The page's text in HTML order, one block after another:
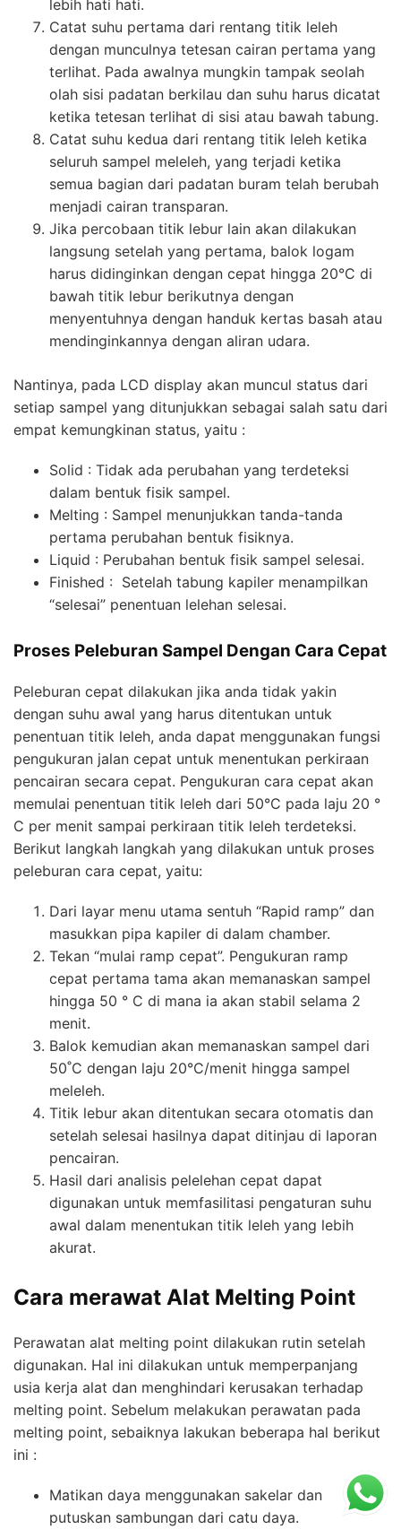
lebih hati hati.
Catat suhu pertama dari rentang titik leleh
dengan munculnya tetesan cairan pertama yang
terlihat. Pada awalnya mungkin tampak seolah
olah sisi padatan berkilau dan suhu harus dicatat
ketika tetesan terlihat di sisi atau bawah tabung.
Catat suhu kedua dari rentang titik leleh ketika
seluruh sampel meleleh, yang terjadi ketika
semua bagian dari padatan buram telah berubah
menjadi cairan transparan.
Jika percobaan titik lebur lain akan dilakukan
langsung setelah yang pertama, balok logam
harus didinginkan dengan cepat hingga 20°C di
bawah titik lebur berikutnya dengan
menyentuhnya dengan handuk kertas basah atau
mendinginkannya dengan aliran udara.
Nantinya, pada LCD display akan muncul status dari
setiap sampel yang ditunjukkan sebagai salah satu dari
empat kemungkinan status, yaitu :
Solid : Tidak ada perubahan yang terdeteksi
dalam bentuk fisik sampel.
Melting : Sampel menunjukkan tanda-tanda
pertama perubahan bentuk fisiknya.
Liquid : Perubahan bentuk fisik sampel selesai.
Finished : Setelah tabung kapiler menampilkan
“selesai” penentuan lelehan selesai.
Proses Peleburan Sampel Dengan Cara Cepat
Peleburan cepat dilakukan jika anda tidak yakin
dengan suhu awal yang harus ditentukan untuk
penentuan titik leleh, anda dapat menggunakan fungsi
pengukuran jalan cepat untuk menentukan perkiraan
pencairan secara cepat. Pengukuran cara cepat akan
memulai penentuan titik leleh dari 50°C pada laju 20 °
C per menit sampai perkiraan titik leleh terdeteksi.
Berikut langkah langkah yang dilakukan untuk proses
peleburan cara cepat, yaitu:
Dari layar menu utama sentuh “Rapid ramp” dan
masukkan pipa kapiler di dalam chamber.
Tekan “mulai ramp cepat”. Pengukuran ramp
cepat pertama tama akan memanaskan sampel
hingga 50 ° C di mana ia akan stabil selama 2
menit.
Balok kemudian akan memanaskan sampel dari
50˚C dengan laju 20°C/menit hingga sampel
meleleh.
Titik lebur akan ditentukan secara otomatis dan
setelah selesai hasilnya dapat ditinjau di laporan
pencairan.
Hasil dari analisis pelelehan cepat dapat
digunakan untuk memfasilitasi pengaturan suhu
awal dalam menentukan titik leleh yang lebih
akurat.
Cara merawat Alat Melting Point
Perawatan alat melting point dilakukan rutin setelah
digunakan. Hal ini dilakukan untuk memperpanjang
usia kerja alat dan menghindari kerusakan terhadap
melting point. Sebelum melakukan perawatan pada
melting point, sebaiknya lakukan beberapa hal berikut
ini :
Matikan daya menggunakan sakelar dan
putuskan sambungan dari catu daya.